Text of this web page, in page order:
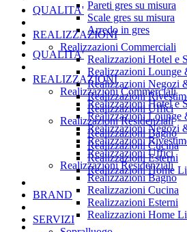
Pareti gres su misura
Scale gres su misura
Arredo in gres
QUALITA'
REALIZZAZIONI
Realizzazioni Commerciali
Realizzazioni Hotel e
Realizzazioni Lounge
Realizzazioni Negozi
Realizzazioni
Realizzazioni Uffici
Realizzazioni Residenziali
Realizzazioni Bagno
Realizzazioni Cucina
Realizzazioni Esterni
Realizzazioni Home
QUALITA'
REALIZZAZIONI
Realizzazioni Commerciali
Realizzazioni Hotel e
Realizzazioni Lounge
Realizzazioni Negozi
Realizzazioni
Realizzazioni Uffici
Realizzazioni Residenziali
Realizzazioni Bagno
Realizzazioni Cucina
Realizzazioni Esterni
Realizzazioni Home
BRAND
SERVIZI